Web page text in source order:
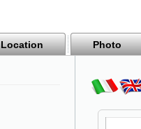
Location Photo